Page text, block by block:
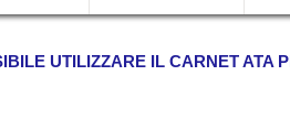
UTILIZZARE IL CARNET ATA